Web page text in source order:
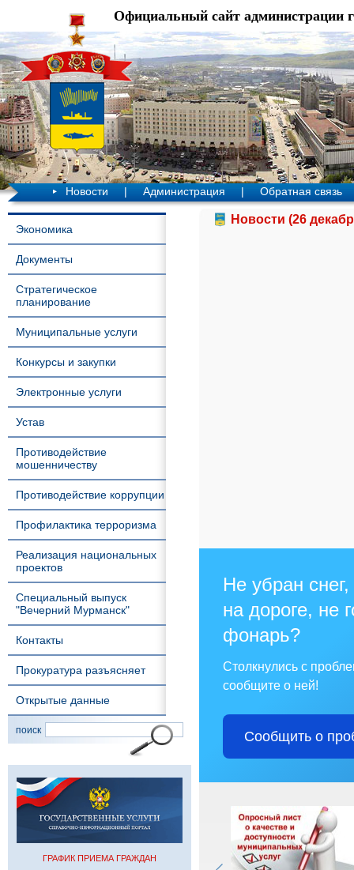
Официальный сайт администрации
Новости | Администрация | Обратная связь
Экономика
Документы
Стратегическое
планирование
Муниципальные услуги
Конкурсы и закупки
Электронные услуги
Устав
Противодействие
мошенничеству
Противодействие коррупции
Профилактика терроризма
Реализация национальных
проектов
Специальный выпуск
"Вечерний Мурманск"
Контакты
Прокуратура разъясняет
Открытые данные
поиск
ГРАФИК ПРИЕМА ГРАЖДАН
Новости (26
Не убран
на дороге, не
фонарь?
Столкнулись с
сообщите о ней!
Сообщить о